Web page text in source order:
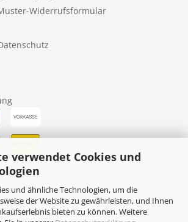
verwendet Cookies und
und ähnliche Technologien, um die
der Website zu gewährleisten, und Ihnen
bieten zu können. Weitere
Widerrufsformular